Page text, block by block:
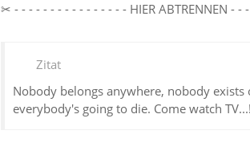
✂ - - - - - - - - - - - - - - - - HIER ABTRENNEN - -
Zitat
Nobody belongs anywhere, nobody exists
everybody's going to die. Come watch TV...!